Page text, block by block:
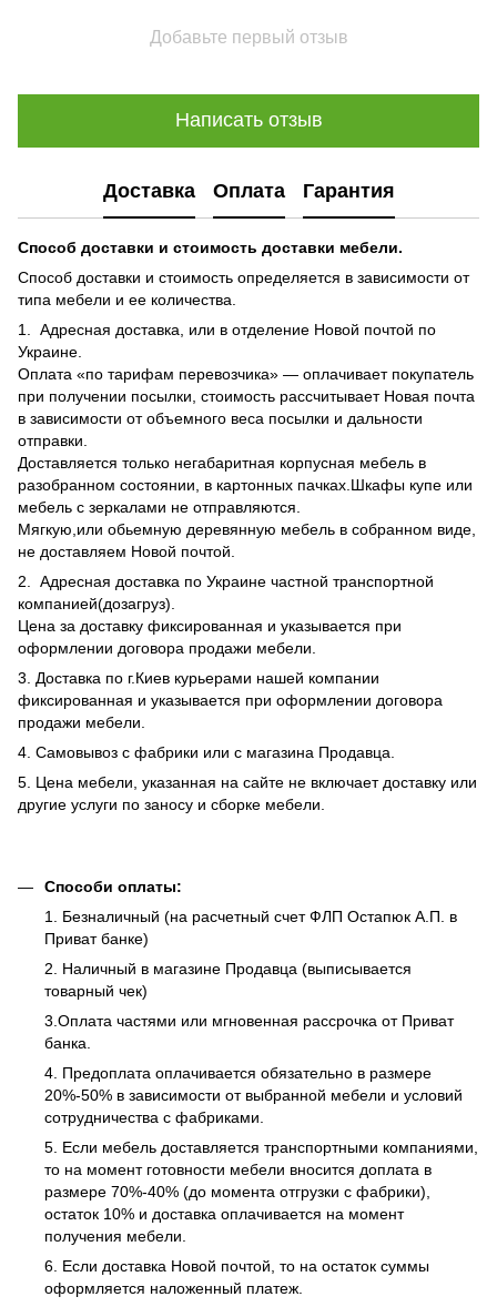
Добавьте первый отзыв
Написать отзыв
Доставка Оплата Гарантия
Способ доставки и стоимость доставки мебели.
Способ доставки и стоимость определяется в зависимости от
типа мебели и ее количества.
1. Адресная доставка, или в отделение Новой почтой по
Украине.
Оплата «по тарифам перевозчика» — оплачивает покупатель
при получении посылки, стоимость рассчитывает Новая почта
в зависимости от объемного веса посылки и дальности
отправки.
Доставляется только негабаритная корпусная мебель в
разобранном состоянии, в картонных пачках.Шкафы купе или
мебель с зеркалами не отправляются.
Мягкую,или обьемную деревянную мебель в собранном виде,
не доставляем Новой почтой.
2. Адресная доставка по Украине частной транспортной
компанией(дозагруз).
Цена за доставку фиксированная и указывается при
оформлении договора продажи мебели.
3. Доставка по г.Киев курьерами нашей компании
фиксированная и указывается при оформлении договора
продажи мебели.
4. Самовывоз с фабрики или с магазина Продавца.
5. Цена мебели, указанная на сайте не включает доставку или
другие услуги по заносу и сборке мебели.
Способи оплаты:
1. Безналичный (на расчетный счет ФЛП Остапюк А.П. в
Приват банке)
2. Наличный в магазине Продавца (выписывается
товарный чек)
3.Оплата частями или мгновенная рассрочка от Приват
банка.
4. Предоплата оплачивается обязательно в размере
20%-50% в зависимости от выбранной мебели и условий
сотрудничества с фабриками.
5. Если мебель доставляется транспортными компаниями,
то на момент готовности мебели вносится доплата в
размере 70%-40% (до момента отгрузки с фабрики),
остаток 10% и доставка оплачивается на момент
получения мебели.
6. Если доставка Новой почтой, то на остаток суммы
оформляется наложенный платеж.